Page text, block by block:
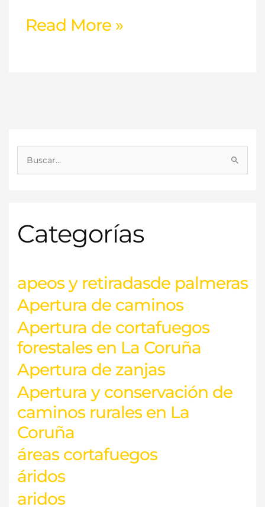
Read More »
a
r
Categorías
apeos y retiradasde palmeras
Apertura de caminos
Apertura de cortafuegos
forestales en La Coruña
Apertura de zanjas
Apertura y conservación de
caminos rurales en La
Coruña
áreas cortafuegos
áridos
aridos